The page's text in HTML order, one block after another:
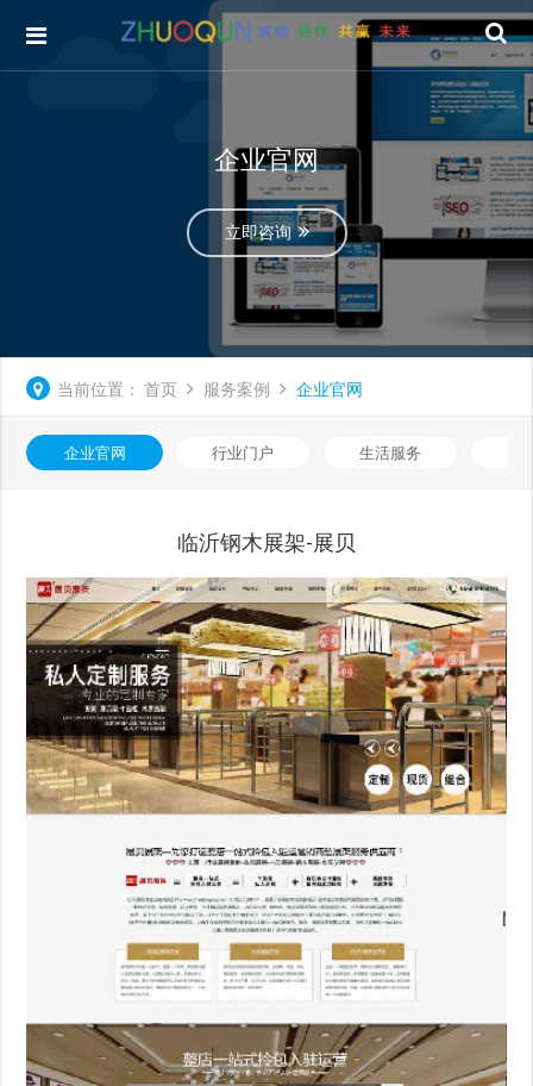
企业官网
立即咨询
当前位置： 首页 服务案例 企业官网
企业官网 行业门户 生活服务
临沂钢木展架-展贝